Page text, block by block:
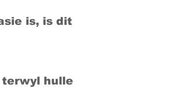
is, is dit
hulle